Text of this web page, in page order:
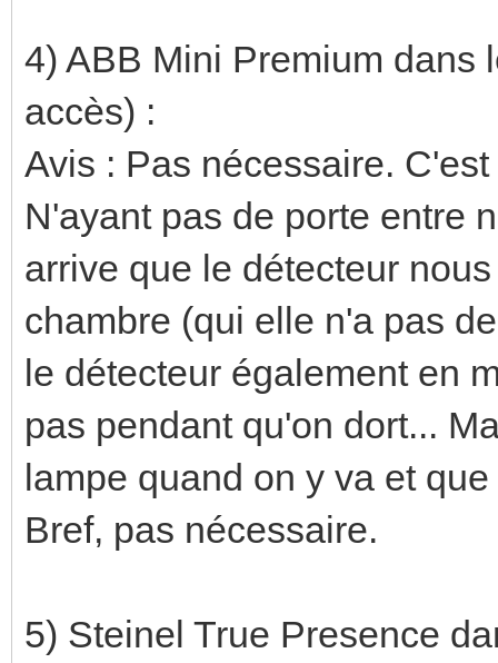
4) ABB Mini Premium dans
accès) :
Avis : Pas nécessaire.
N'ayant pas de porte entre
arrive que le détecteur
chambre (qui elle n'a pas
le détecteur également en
pas pendant qu'on dort...
lampe quand on y va et
Bref, pas nécessaire.
5) Steinel True Presence